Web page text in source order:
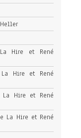
Hire et René
Hire et René
Hire et René
La Hire et René